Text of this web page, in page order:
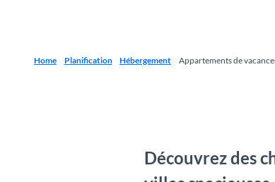
Home Planification Hébergement Appartements de
Découvrez des